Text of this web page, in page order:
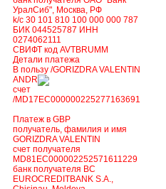
УралСиб", Москва, РФ
k/c 30 101 810 100 000 000 787
БИК 044525787 ИНН
0274062111
СВИФТ код AVTBRUMM
Детали платежа
В пользу /GORIZDRA VALENTIN
ANDREI
счет
/MD17EC000000225277163691
Платеж в GBP
получатель, фамилия и имя
GORIZDRA VALENTIN
счет получателя
MD81EC000002252571611229
банк получателя BC
EUROCREDITBANK S.A.,